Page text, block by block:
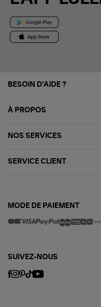
BESOIN D'AIDE ?
À PROPOS
NOS SERVICES
SERVICE CLIENT
MODE DE PAIEMENT
SUIVEZ-NOUS